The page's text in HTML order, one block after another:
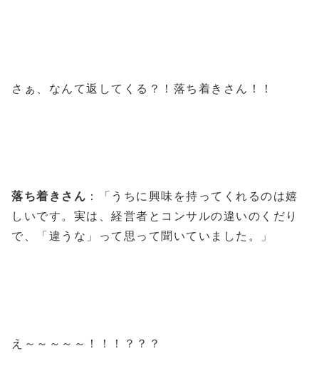
さぁ、なんて返してくる？！落ち着きさん！！
落ち着きさん ：「うちに興味を持ってくれるのは嬉
しいです。実は、経営者とコンサルの違いのくだり
で、「違うな」って思って聞いていました。」
え～～～～～！！！？？？